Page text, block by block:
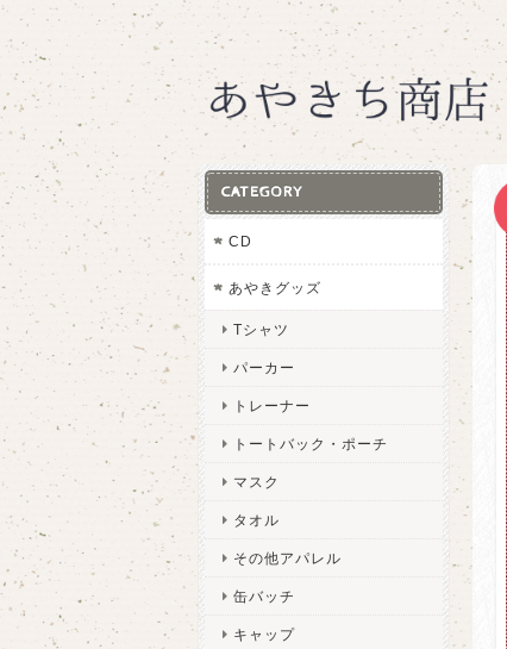
CATEGORY
CD
あやきグッズ
Tシャツ
パーカー
トレーナー
トートバック・ポーチ
マスク
タオル
その他アパレル
缶バッチ
キャップ